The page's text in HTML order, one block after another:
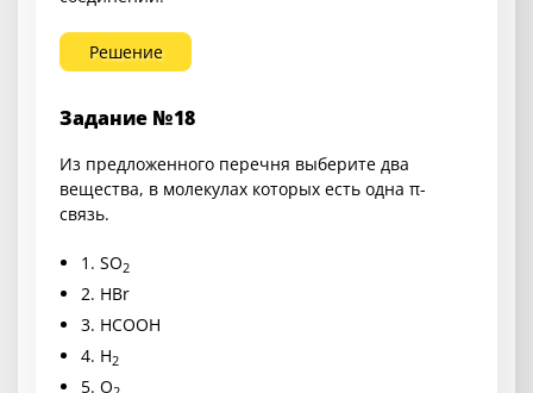
Решение
Задание №18
Из предложенного перечня выберите два
вещества, в молекулах которых есть одна π-
связь.
1. SO2
2. HBr
3. HCOOH
4. H2
5. O